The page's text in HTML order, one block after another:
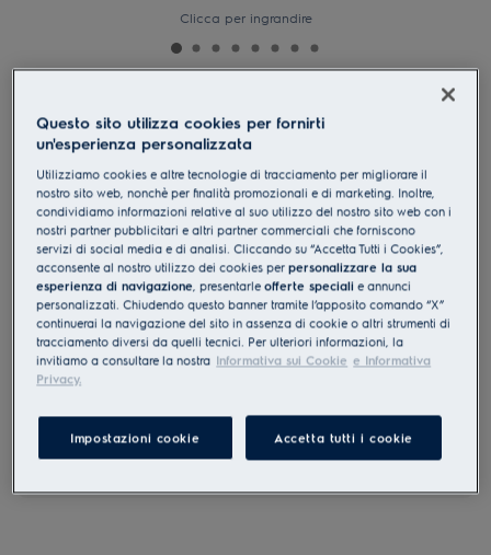
Clicca per ingrandire
NEOCAL Protezione Anticalcare
0 (0)
Vantaggi
Neocal è una soluzione efficace per ridurre la formazione di calcare.
Neocal aiuta ad addolcire l'acqua per elettrodomestici che durano
più a lungo.
Le istruzioni e le avvertenze di sicurezza ai sensi del
regolamento UE 2023/988 sono riportate nel manuale d'uso.
Per un uso sicuro del prodotto, leggere il manuale d'uso
Questo sito utilizza cookies per fornirti
un'esperienza personalizzata
Utilizziamo cookies e altre tecnologie di tracciamento per migliorare il
nostro sito web, nonchè per finalità promozionali e di marketing. Inoltre,
condividiamo informazioni relative al suo utilizzo del nostro sito web con i
nostri partner pubblicitari e altri partner commerciali che forniscono
servizi di social media e di analisi. Cliccando su “Accetta Tutti i Cookies”,
acconsente al nostro utilizzo dei cookies perpersonalizzare la sua
esperienza di navigazione, presentarleofferte speciali e annunci
personalizzati. Chiudendo questo banner tramite l’apposito comando “X”
continuerai la navigazione del sito in assenza di cookie o altri strumenti di
tracciamento diversi da quelli tecnici. Per ulteriori informazioni, la
invitiamo a consultare la nostra Informativa sui Cookie e Informativa
Privacy.
Impostazioni cookie Accetta tutti i cookie